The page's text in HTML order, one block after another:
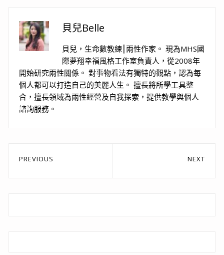
貝兒Belle
貝兒，生命數教練⎮兩性作家。 現為MHS國
際夢翔幸福風格工作室負責人，從2008年
開始研究兩性關係。 對事物看法有獨特的觀點，認為每
個人都可以打造自己的美麗人生。 擅長將所學工具整
合，擅長領域為兩性經營及自我探索，提供教學與個人
諮詢服務。
文
PREVIOUS NEXT